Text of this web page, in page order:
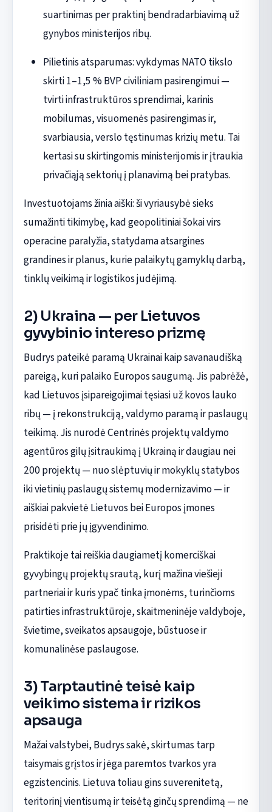
suartinimas per praktinį bendradarbiavimą už
gynybos ministerijos ribų.
Pilietinis atsparumas: vykdymas NATO tikslo
skirti 1–1,5 % BVP civiliniam pasirengimui —
tvirti infrastruktūros sprendimai, karinis
mobilumas, visuomenės pasirengimas ir,
svarbiausia, verslo tęstinumas krizių metu. Tai
kertasi su skirtingomis ministerijomis ir įtraukia
privačiąją sektorių į planavimą bei pratybas.
Investuotojams žinia aiški: ši vyriausybė sieks
sumažinti tikimybę, kad geopolitiniai šokai virs
operacine paralyžia, statydama atsargines
grandines ir planus, kurie palaikytų gamyklų darbą,
tinklų veikimą ir logistikos judėjimą.
2) Ukraina — per Lietuvos
gyvybinio intereso prizmę
Budrys pateikė paramą Ukrainai kaip savanaudišką
pareigą, kuri palaiko Europos saugumą. Jis pabrėžė,
kad Lietuvos įsipareigojimai tęsiasi už kovos lauko
ribų — į rekonstrukciją, valdymo paramą ir paslaugų
teikimą. Jis nurodė Centrinės projektų valdymo
agentūros gilų įsitraukimą į Ukrainą ir daugiau nei
200 projektų — nuo slėptuvių ir mokyklų statybos
iki vietinių paslaugų sistemų modernizavimo — ir
aiškiai pakvietė Lietuvos bei Europos įmones
prisidėti prie jų įgyvendinimo.
Praktikoje tai reiškia daugiametį komerciškai
gyvybingų projektų srautą, kurį mažina viešieji
partneriai ir kuris ypač tinka įmonėms, turinčioms
patirties infrastruktūroje, skaitmeninėje valdyboje,
švietime, sveikatos apsaugoje, būstuose ir
komunalinėse paslaugose.
3) Tarptautinė teisė kaip
veikimo sistema ir rizikos
apsauga
Mažai valstybei, Budrys sakė, skirtumas tarp
taisymais grįstos ir jėga paremtos tvarkos yra
egzistencinis. Lietuva toliau gins suverenitetą,
teritorinį vientisumą ir teisėtą ginčų sprendimą — ne